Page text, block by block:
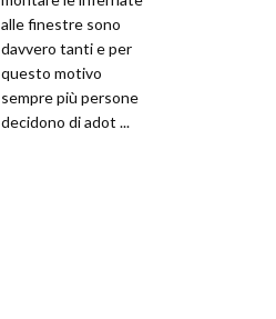
alle finestre sono
davvero tanti e per
questo motivo
sempre più persone
decidono di adot ...